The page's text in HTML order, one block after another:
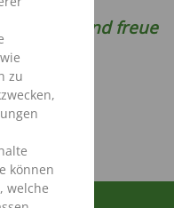
zu
können
welche
dürfen und freue
Projekte"